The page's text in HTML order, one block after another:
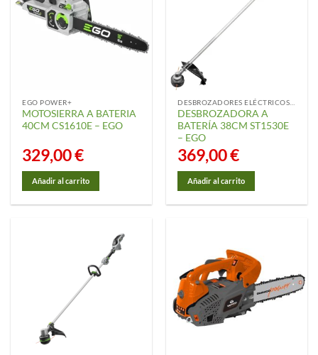
EGO POWER+
MOTOSIERRA A BATERIA
40CM CS1610E – EGO
329,00€
Añadir al carrito
DESBROZADORA A
BATERÍA 38CM ST1530E
– EGO
369,00€
Añadir al carrito